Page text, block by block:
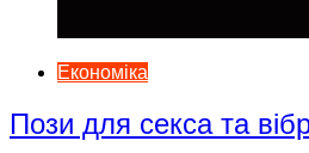
Економіка
Пози для секса та